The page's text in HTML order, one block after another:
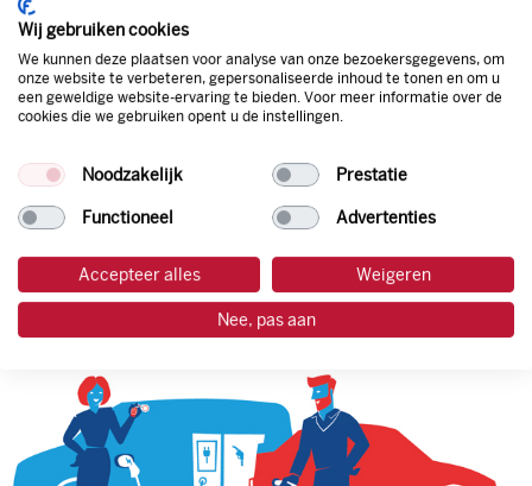
korting. Mocht de pompprijs toch lager zijn dan betaal je
natuurlijk de prijs aan de pomp. Zo ben je altijd verzekerd
van de laagste prijs.
laadpas aanvragen
Wij gebruiken cookies
We kunnen deze plaatsen voor analyse van onze bezoekersgegevens, om
onze website te verbeteren, gepersonaliseerde inhoud te tonen en om u
een geweldige website-ervaring te bieden. Voor meer informatie over de
cookies die we gebruiken opent u de instellingen.
Noodzakelijk Prestatie
Functioneel Advertenties
Accepteer alles Weigeren
Nee, pas aan